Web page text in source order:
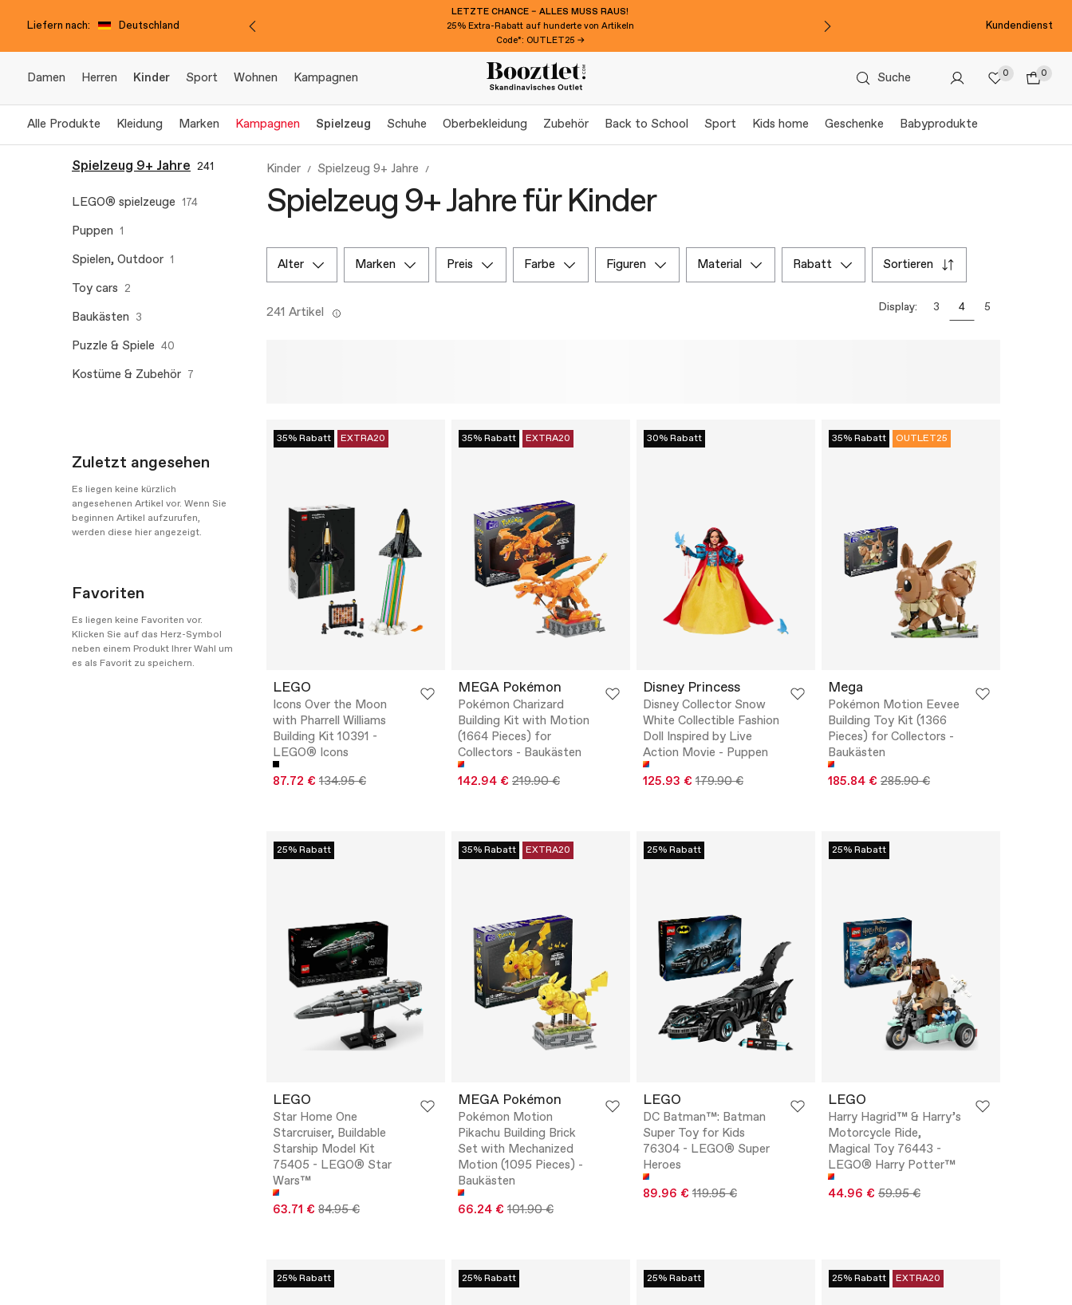
Liefern nach: Deutschland
LETZTE CHANCE – ALLES MUSS RAUS!
25% Extra-Rabatt auf hunderte von Artikeln
Code*: OUTLET25 →
Kundendienst
Damen Herren Kinder Sport Wohnen Kampagnen Suche 0 0
Alle Produkte Kleidung Marken Kampagnen Spielzeug Schuhe Oberbekleidung Zubehör Back to School Sport Kids home Geschenke Babyprodukte
Spielzeug 9+ Jahre 241
LEGO® spielzeuge 174
Puppen 1
Spielen, Outdoor 1
Toy cars 2
Baukästen 3
Puzzle & Spiele 40
Kostüme & Zubehör 7
Zuletzt angesehen
Es liegen keine kürzlich
angesehenen Artikel vor. Wenn Sie
beginnen Artikel aufzurufen,
werden diese hier angezeigt.
Favoriten
Es liegen keine Favoriten vor.
Klicken Sie auf das Herz-Symbol
neben einem Produkt Ihrer Wahl um
es als Favorit zu speichern.
Kinder Spielzeug 9+ Jahre
Spielzeug 9+ Jahre für Kinder
alter marken preis farbe figuren material rabatt sortieren
241 Artikel Display: 3 4 5
35% Rabatt EXTRA20
LEGO
Icons Over the Moon
with Pharrell Williams
Building Kit 10391 -
LEGO® Icons
87.72 € 134.95 €
35% Rabatt EXTRA20
MEGA Pokémon
Pokémon Charizard
Building Kit with Motion
(1664 Pieces) for
Collectors - Baukästen
142.94 € 219.90 €
30% Rabatt
Disney Princess
Disney Collector Snow
White Collectible Fashion
Doll Inspired by Live
Action Movie - Puppen
125.93 € 179.90 €
35% Rabatt OUTLET25
Mega
Pokémon Motion Eevee
Building Toy Kit (1366
Pieces) for Collectors -
Baukästen
185.84 € 285.90 €
25% Rabatt
LEGO
Star Home One
Starcruiser, Buildable
Starship Model Kit
75405 - LEGO® Star
Wars™
63.71 € 84.95 €
35% Rabatt EXTRA20
MEGA Pokémon
Pokémon Motion
Pikachu Building Brick
Set with Mechanized
Motion (1095 Pieces) -
Baukästen
66.24 € 101.90 €
25% Rabatt
LEGO
DC Batman™: Batman
Super Toy for Kids
76304 - LEGO® Super
Heroes
89.96 € 119.95 €
25% Rabatt
LEGO
Harry Hagrid™ & Harry’s
Motorcycle Ride,
Magical Toy 76443 -
LEGO® Harry Potter™
44.96 € 59.95 €
25% Rabatt 25% Rabatt 25% Rabatt 25% Rabatt EXTRA20